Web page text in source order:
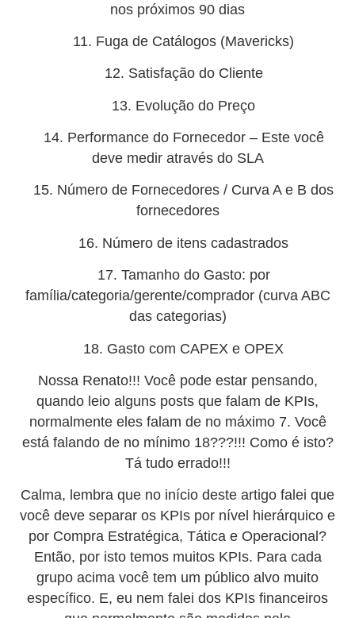
nos próximos 90 dias
11. Fuga de Catálogos (Mavericks)
12. Satisfação do Cliente
13. Evolução do Preço
14. Performance do Fornecedor – Este você
deve medir através do SLA
15. Número de Fornecedores / Curva A e B dos
fornecedores
16. Número de itens cadastrados
17. Tamanho do Gasto: por
família/categoria/gerente/comprador (curva ABC
das categorias)
18. Gasto com CAPEX e OPEX
Nossa Renato!!! Você pode estar pensando,
quando leio alguns posts que falam de KPIs,
normalmente eles falam de no máximo 7. Você
está falando de no mínimo 18???!!! Como é isto?
Tá tudo errado!!!
Calma, lembra que no início deste artigo falei que
você deve separar os KPIs por nível hierárquico e
por Compra Estratégica, Tática e Operacional?
Então, por isto temos muitos KPIs. Para cada
grupo acima você tem um público alvo muito
específico. E, eu nem falei dos KPIs financeiros